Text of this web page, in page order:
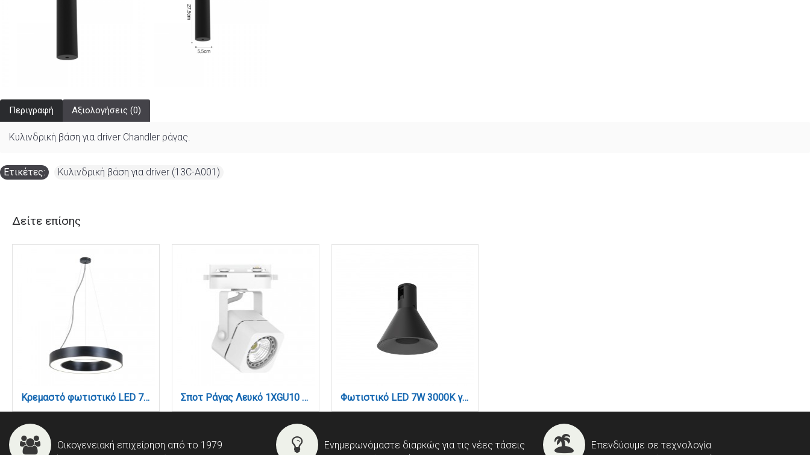
Περιγραφή Αξιολογήσεις (0)
Κυλινδρική βάση για driver Chandler ράγας.
Ετικέτες: Κυλινδρική βάση για driver (13C-A001)
Δείτε επίσης
Κρεμαστό φωτιστικό LED 70W 3000K σε μαύρη απόχρωση D:120cm (6041-120-BL) Σποτ Ράγας Λευκό 1XGU10 D:8cmX14cm (T00700-WH) Φωτιστικό LED 7W 3000K για Chandler Track σε μαύρη απόχρωση D:9mx10,5cm (13C-00091)
Οικογενειακή επιχείρηση από το 1979
Ενημερωνόμαστε διαρκώς για τις νέες τάσεις
Επενδύουμε σε τεχνολογία